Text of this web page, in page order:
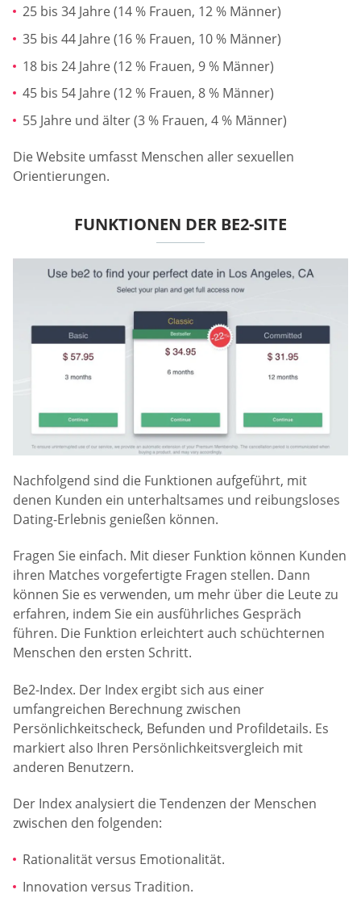
25 bis 34 Jahre (14 % Frauen, 12 % Männer)
35 bis 44 Jahre (16 % Frauen, 10 % Männer)
18 bis 24 Jahre (12 % Frauen, 9 % Männer)
45 bis 54 Jahre (12 % Frauen, 8 % Männer)
55 Jahre und älter (3 % Frauen, 4 % Männer)
Die Website umfasst Menschen aller sexuellen
Orientierungen.
FUNKTIONEN DER BE2-SITE
Nachfolgend sind die Funktionen aufgeführt, mit
denen Kunden ein unterhaltsames und reibungsloses
Dating-Erlebnis genießen können.
Fragen Sie einfach. Mit dieser Funktion können Kunden
ihren Matches vorgefertigte Fragen stellen. Dann
können Sie es verwenden, um mehr über die Leute zu
erfahren, indem Sie ein ausführliches Gespräch
führen. Die Funktion erleichtert auch schüchternen
Menschen den ersten Schritt.
Be2-Index. Der Index ergibt sich aus einer
umfangreichen Berechnung zwischen
Persönlichkeitscheck, Befunden und Profildetails. Es
markiert also Ihren Persönlichkeitsvergleich mit
anderen Benutzern.
Der Index analysiert die Tendenzen der Menschen
zwischen den folgenden:
Rationalität versus Emotionalität.
Innovation versus Tradition.